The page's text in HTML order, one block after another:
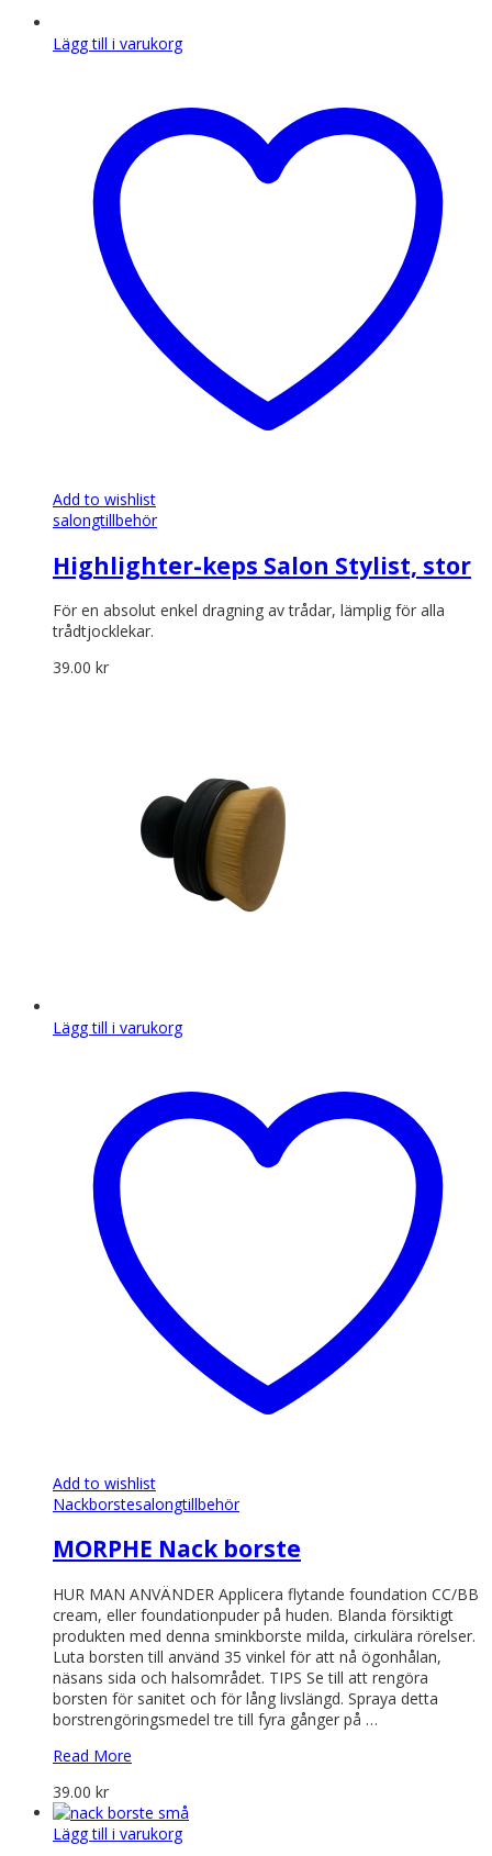
Lägg till i varukorg
Add to wishlist
salongtillbehör
Highlighter-keps Salon Stylist, stor
För en absolut enkel dragning av trådar, lämplig för alla
trådtjocklekar.
39.00 kr
Lägg till i varukorg
Add to wishlist
Nackborstesalongtillbehör
MORPHE Nack borste
HUR MAN ANVÄNDER Applicera flytande foundation CC/BB
cream, eller foundationpuder på huden. Blanda försiktigt
produkten med denna sminkborste milda, cirkulära rörelser.
Luta borsten till använd 35 vinkel för att nå ögonhålan,
näsans sida och halsområdet. TIPS Se till att rengöra
borsten för sanitet och för lång livslängd. Spraya detta
borstrengöringsmedel tre till fyra gånger på …
Read More
39.00 kr
Lägg till i varukorg